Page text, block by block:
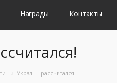
Награды Контакты
Украл — рассчитался!